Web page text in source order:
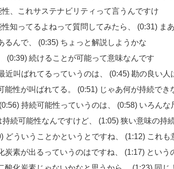
、これサステナビリティって言うんですけ
知ってるよねって質問してみたら、 (0:31) ま
んで、 (0:35) ちょっと解説しようかな
(0:39) 続けることが可能って意味なんです
近叫ばれてるっていうのは、 (0:45) 勘の良い人
性が叫ばれてる。 (0:51) じゃあ何が持続でき
(0:56) 持続可能性っていうのは、 (0:58) いろんな
続可能性なんですけど、 (1:05) 狭い意味の持
どういうことかというとですね、 (1:12) これも
炭素が出るっていうのはですね、 (1:17) という